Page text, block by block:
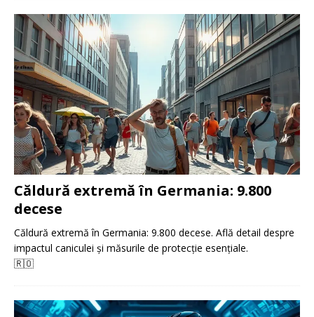
Căldură extremă în Germania: 9.800
decese
Căldură extremă în Germania: 9.800 decese. Află detail despre
impactul caniculei și măsurile de protecție esențiale.
🇷🇴